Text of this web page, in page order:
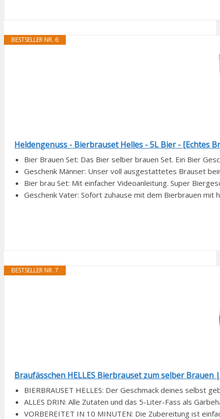
BESTSELLER NR. 6
Heldengenuss - Bierbrauset Helles - 5L Bier - [Echtes
Bier Brauen Set: Das Bier selber brauen Set. Ein Bier
Geschenk Männer: Unser voll ausgestattetes Brauset
Bier brau Set: Mit einfacher Videoanleitung. Super
Geschenk Vater: Sofort zuhause mit dem Bierbrauen mit
BESTSELLER NR. 7
Braufässchen HELLES Bierbrauset zum selber Brauen
BIERBRAUSET HELLES: Der Geschmack deines selbst
ALLES DRIN: Alle Zutaten und das 5-Liter-Fass als
VORBEREITET IN 10 MINUTEN: Die Zubereitung ist